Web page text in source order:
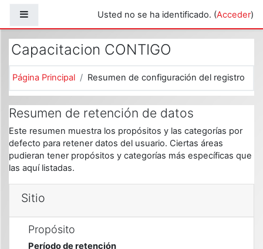
Usted no se ha identificado. (Acceder)
Capacitacion CONTIGO
Página Principal Resumen de configuración del registro
Resumen de retención de datos
Este resumen muestra los propósitos y las categorías por
defecto para retener datos del usuario. Ciertas áreas
pudieran tener propósitos y categorías más específicas que
las aquí listadas.
Sitio
Propósito
Período de retención